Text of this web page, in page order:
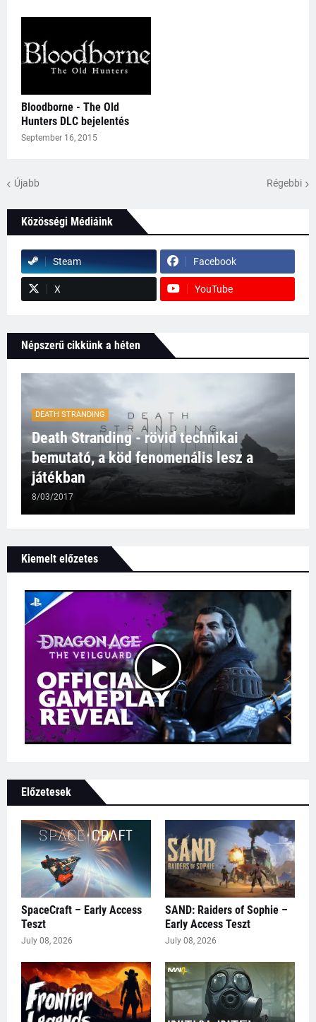
Bloodborne - The Old
Hunters DLC bejelentés
September 16, 2015
Újabb Régebbi
Közösségi Médiáink
Steam Facebook
X YouTube
Népszerű cikkünk a héten
DEATH STRANDING
Death Stranding - rövid technikai
bemutató, a köd fenomenális lesz a
játékban
8/03/2017
Kiemelt előzetes
Előzetesek
SpaceCraft – Early Access
Teszt
July 08, 2026
SAND: Raiders of Sophie –
Early Access Teszt
July 08, 2026